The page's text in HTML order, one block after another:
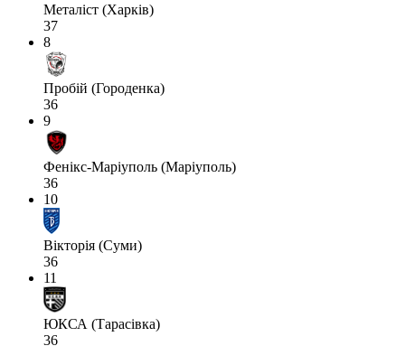
Металіст (Харків)
37
8
Пробій (Городенка)
36
9
Фенікс-Маріуполь (Маріуполь)
36
10
Вікторія (Суми)
36
11
ЮКСА (Тарасівка)
36